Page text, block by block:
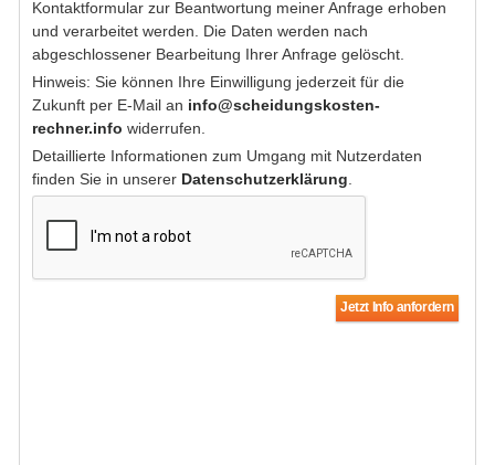
Kontaktformular zur Beantwortung meiner Anfrage erhoben
und verarbeitet werden. Die Daten werden nach
abgeschlossener Bearbeitung Ihrer Anfrage gelöscht.
Hinweis: Sie können Ihre Einwilligung jederzeit für die
Zukunft per E-Mail an info@scheidungskosten-
rechner.info widerrufen.
Detaillierte Informationen zum Umgang mit Nutzerdaten
finden Sie in unserer Datenschutzerklärung.